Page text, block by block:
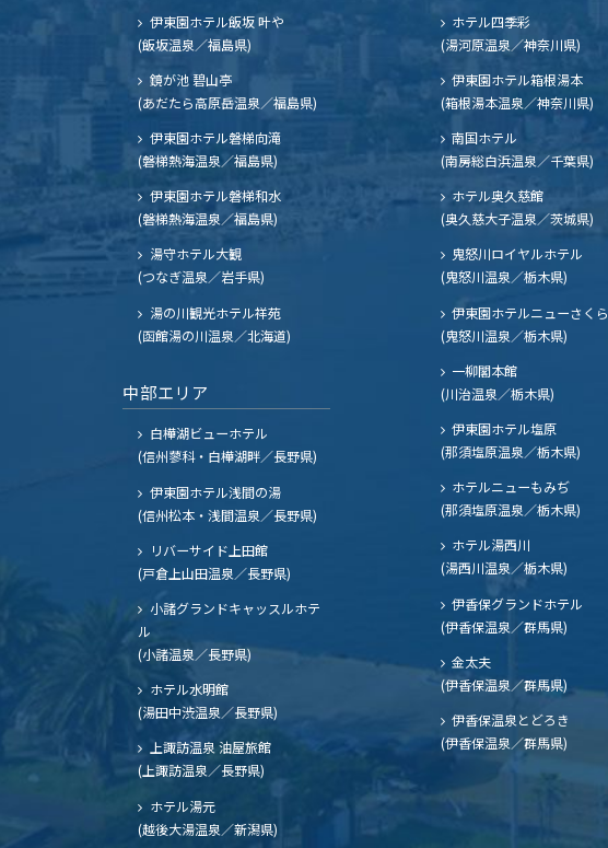
伊東園ホテル飯坂 叶や
(飯坂温泉／福島県)
鏡が池 碧山亭
(あだたら高原岳温泉／福島県)
伊東園ホテル磐梯向滝
(磐梯熱海温泉／福島県)
伊東園ホテル磐梯和水
(磐梯熱海温泉／福島県)
湯守ホテル大観
(つなぎ温泉／岩手県)
湯の川観光ホテル祥苑
(函館湯の川温泉／北海道)
中部エリア
白樺湖ビューホテル
(信州蓼科・白樺湖畔／長野県)
伊東園ホテル浅間の湯
(信州松本・浅間温泉／長野県)
リバーサイド上田館
(戸倉上山田温泉／長野県)
小諸グランドキャッスルホテ
ル
(小諸温泉／長野県)
ホテル水明館
(湯田中渋温泉／長野県)
上諏訪温泉 油屋旅館
(上諏訪温泉／長野県)
ホテル湯元
(越後大湯温泉／新潟県)
ホテル四季彩
(湯河原温泉／神奈川県)
伊東園ホテル箱根湯本
(箱根湯本温泉／神奈川県)
南国ホテル
(南房総白浜温泉／千葉県)
ホテル奥久慈館
(奥久慈大子温泉／茨城県)
鬼怒川ロイヤルホテル
(鬼怒川温泉／栃木県)
伊東園ホテルニューさくら
(鬼怒川温泉／栃木県)
一柳閣本館
(川治温泉／栃木県)
伊東園ホテル塩原
(那須塩原温泉／栃木県)
ホテルニューもみぢ
(那須塩原温泉／栃木県)
ホテル湯西川
(湯西川温泉／栃木県)
伊香保グランドホテル
(伊香保温泉／群馬県)
金太夫
(伊香保温泉／群馬県)
伊香保温泉とどろき
(伊香保温泉／群馬県)